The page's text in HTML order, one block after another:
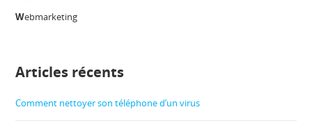
Webmarketing
Articles récents
Comment nettoyer son téléphone d’un virus